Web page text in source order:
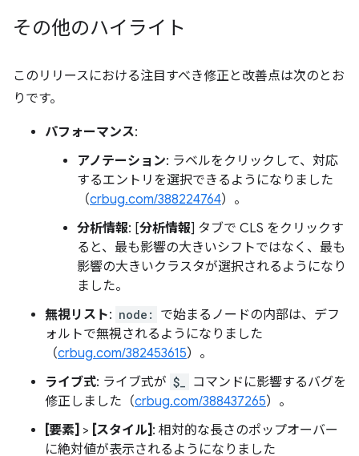
その他のハイライト
このリリースにおける注目すべき修正と改善点は次のとお
りです。
パフォーマンス:
アノテーション: ラベルをクリックして、対応
するエントリを選択できるようになりました
（crbug.com/388224764）。
分析情報: [分析情報] タブで CLS をクリックす
ると、最も影響の大きいシフトではなく、最も
影響の大きいクラスタが選択されるようになり
ました。
無視リスト: node:
で始まるノードの内部は、デフ
ォルトで無視されるようになりました
（crbug.com/382453615）。
ライブ式: ライブ式が $_
コマンドに影響するバグを
修正しました（crbug.com/388437265）。
[要素] > [スタイル] : 相対的な長さのポップオーバー
に絶対値が表示されるようになりました